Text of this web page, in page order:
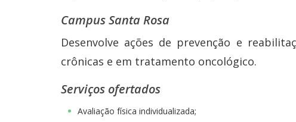
Campus Santa Rosa
Desenvolve ações de prevenção e
crônicas e em tratamento oncológico.
Serviços ofertados
Avaliação física individualizada;